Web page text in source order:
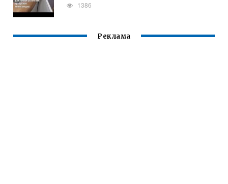
1386
Реклама